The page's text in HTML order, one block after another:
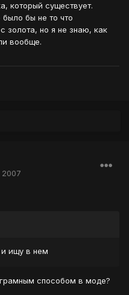
который существует.
бы не то что
золота, но я не знаю, как
вообще.
2007
ищу в нем
способом в моде?